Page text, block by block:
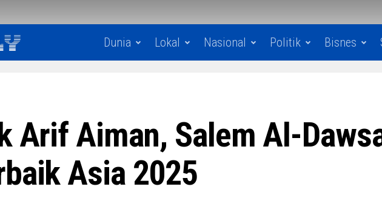
Dunia Lokal Nasional Politik Bisnes
Arif Aiman, Salem Al-
Asia 2025